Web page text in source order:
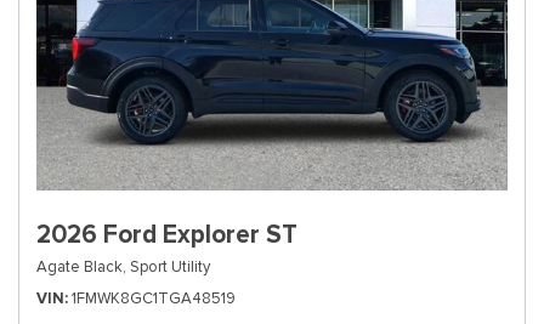
2026 Ford Explorer ST
Agate Black, Sport Utility
VIN 1FMWK8GC1TGA48519